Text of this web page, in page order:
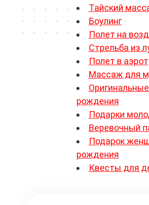
Тайский
Боулинг
Полет на
Стрельба из
Полет в
Массаж для
рождения
Подарки
Веревочный
Подарок
рождения
Квесты для